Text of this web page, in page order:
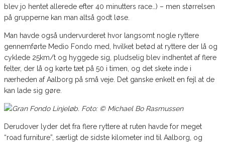
blev jo hentet allerede efter 40 minutters race…) – men størrelsen
på grupperne kan man altså godt løse.
Man havde også undervurderet hvor langsomt nogle ryttere
gennemførte Medio Fondo med, hvilket betød at ryttere der lå og
cyklede 25km/t og hyggede sig, pludselig blev indhentet af flere
felter, der lå og kørte tæt på 50 i timen, og det skete inde i
nærheden af Aalborg på små veje. Det ganske enkelt en fejl at de
kan lade sig gøre.
Derudover lyder det fra flere ryttere at ruten havde for meget
“road furniture”, særligt de sidste kilometer ind til Aalborg, og